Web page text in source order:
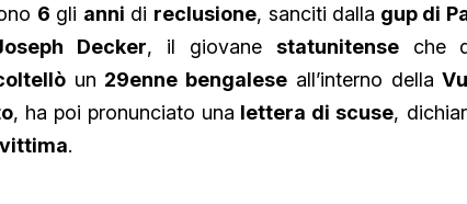
6 gli anni di reclusione, sanciti dalla gup di
Decker, il giovane statunitenseche
un 29enne bengalese all’interno della
, ha poi pronunciato una lettera di scuse,
.